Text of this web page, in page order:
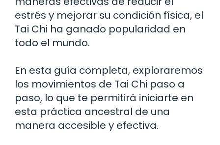
estrés y mejorar su condición física, el
Tai Chi ha ganado popularidad en
todo el mundo.
En esta guía completa, exploraremos
los movimientos de Tai Chi paso a
paso, lo que te permitirá iniciarte en
esta práctica ancestral de una
manera accesible y efectiva.